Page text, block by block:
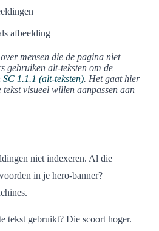
afbeelding
mensen die de pagina niet
gebruiken alt-teksten om de
SC 1.1.1 (alt-teksten). Het gaat hier
tekst visueel willen aanpassen aan
niet indexeren. Al die
in je hero-banner?
tekst gebruikt? Die scoort hoger.